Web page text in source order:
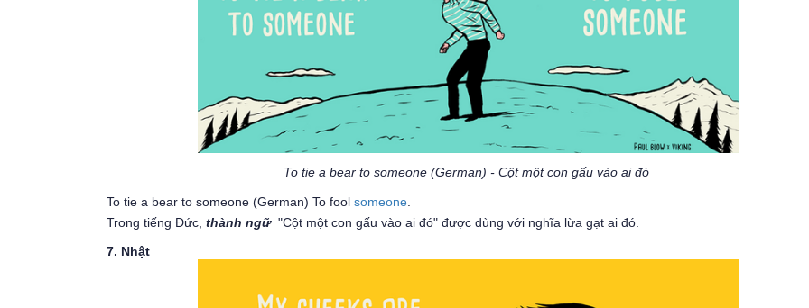
To tie a bear to someone (German) - Cột một con gấu vào ai đó
To tie a bear to someone (German) To fool someone
Trong tiếng Đức, thành ngữ"Cột một con gấu vào ai đó" được dùng với nghĩa lừa gạt ai đó.
7. Nhật